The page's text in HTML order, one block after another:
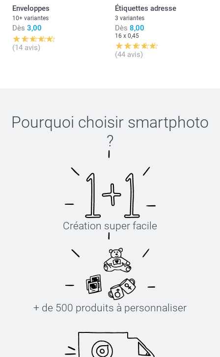
Enveloppes
10+ variantes
Dès 3,00
(14 avis)
Étiquettes adresse
3 variantes
Dès 8,00
16 x 0,45
(44 avis)
Pourquoi choisir smartphoto
?
Création super facile
+ de 500 produits à personnaliser